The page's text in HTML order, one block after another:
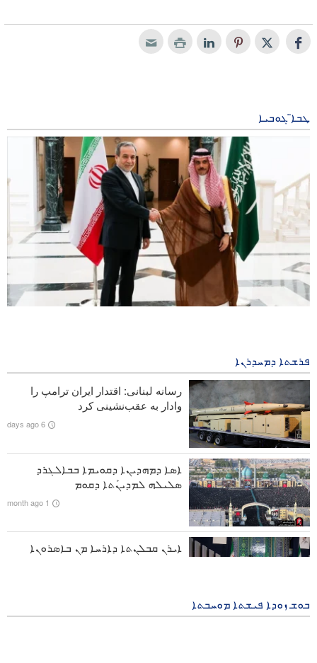
ܛܒܐ̈ ܓܘܒܝܐ
ܐܓܪܬܐ ܕܐܝܬ ܐܠܠܗ ܚܢܥܥܝ ܒܘܬ ܣܗܕܘܬܐ ܕܕܪܝܐܒܐܢ ܬܢܓܣܝܪܝ
ܟܬܒܼܐ ܕ300 ܡܩܤܝܢܐ ܕܒܝܬ- ܨܘܒܐ ܕܕܘܢܝܐ ܩܐ ܓܘܬܪܫ ܒܘܬ
ܡܗܟܡܬܐ ܕܢܫܪܬܐ ܥܠ ܓܼܙܗ
ܙܝܕܬܐ ܕܡܢܝܢܐ ܕܣܗܕܐ ܘ ܕܪܒܢܐ ܕܓܙܗ
ܘܝܕܥܘ |
ܟܢܘܫܝܐ ܕܨܘܪܝܬܐ̈- ܝܬܝܒܼܬܐ ܛܒܝܬܐ ܕܡܗܕܝܢܐ ܕܚܣܝܪܘܝܬܐ
ܬܘܛܝܬܢܝܐ
ܦܪܫܬܐ ܕܡܚܕܪܢܐ
رسانه لبنانی: اقتدار ایران ترامپ را
وادار به عقب‌نشینی کرد
6 days ago
ܐܣܐ ܕܡܗܕܝܢܐ ܕܩܘܝܡܐ ܒܒܐܠܓܪܕ
ܣܠܝܠܗ ܠܡܕܝܢܰܬܐ ܕܩܘܡ
1 month ago
ܐܝܪܢ ܩܒܠܢܬܐ ܕܐܪܚܐ ܡܢ ܒܐܣܪܘܢܐ
ܒܘܫ ܙܘܕܐ ܦܝܫܬܐ ܡܘܚܒܬܐ